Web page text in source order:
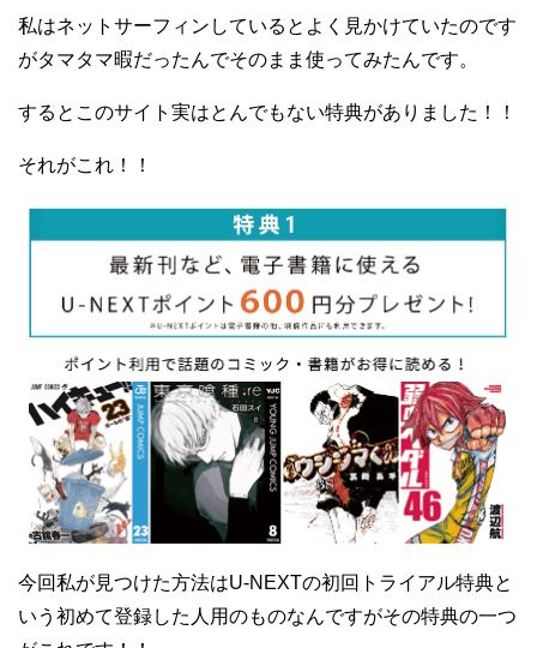
私はネットサーフィンしているとよく見かけていたのです
がタマタマ暇だったんでそのまま使ってみたんです。
するとこのサイト実はとんでもない特典がありました！！
それがこれ！！
今回私が見つけた方法はU-NEXTの初回トライアル特典と
いう初めて登録した人用のものなんですがその特典の一つ